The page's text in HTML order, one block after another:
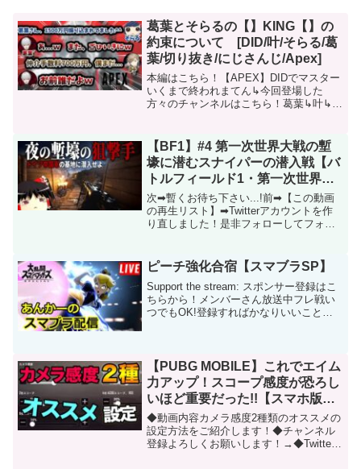
葛葉とそらるの【】KING【】の
約束について [DID/叶/そらる/葛
葉/切り抜き/にじさんじ/Apex]
本編はこちら！【APEX】DIDでマスター
いくまで終われまてん↳今回登場した
方々のチャンネルはこちら！葛葉↳叶↳そ
抜き】 再生時間 01:04
【BF1】#4 第一次世界大戦の塹
壕に潜むスナイパーの潜入戦【バ
トルフィールド1・第一次世界大
戦】
次➡︎暫くお待ち下さい...!前➡︎【この動画
の再生リスト】➡Twitterアカウントを作
り直しました！是非フォローしてフォロ
Iron4やRisin...
ピーチ強化合宿【スマブラSP】
Support the stream: スポンサー登録はこ
ちらから！メンバーさん放送中フレ戦い
つでもOK!登録すればかなりいいことあ
【PUBG MOBILE】これでエイム
力アップ！スコープ感度が恐ろし
いほど重要だった!!【スマホ版
PUBG】
◆動画内容カメラ感度2種類のオススメの
設定方法をご紹介します！◆チャンネル
登録よろしくお願いします！→◆Twitter